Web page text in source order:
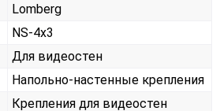
Lomberg
NS-4х3
Для видеостен
Напольно-настенные крепления
Крепления для видеостен